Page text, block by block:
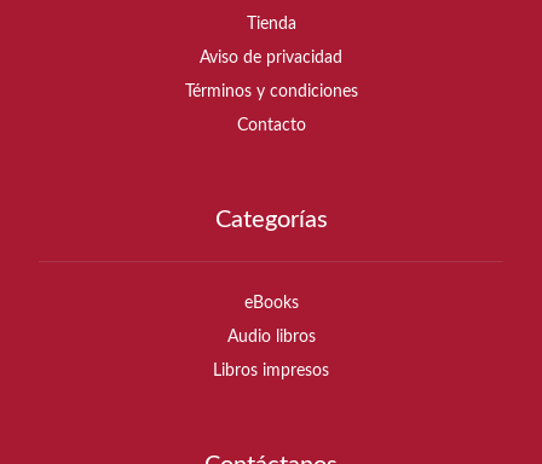
Tienda
Aviso de privacidad
Términos y condiciones
Contacto
Categorías
eBooks
Audio libros
Libros impresos